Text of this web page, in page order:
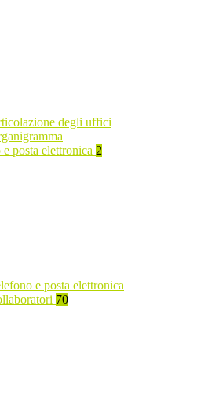
degli uffici
posta elettronica 2
e posta elettronica
70